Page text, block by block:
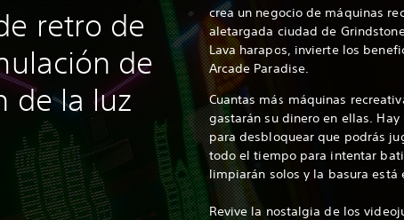
retro de
de
de la luz
crea un negocio de máquinas
aletargada ciudad de
Lava harapos, invierte los
Arcade Paradise.
Cuantas más máquinas
gastarán su dinero en ellas.
para desbloquear que podrás
todo el tiempo para intentar
limpiarán solos y la basura está
Revive la nostalgia de los